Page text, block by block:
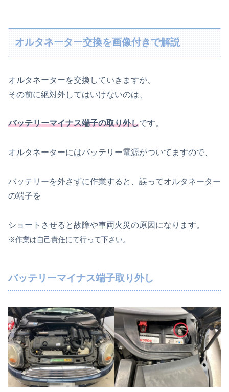
オルタネーター交換を画像付きで解説
オルタネーターを交換していきますが、
その前に絶対外してはいけないのは、
バッテリーマイナス端子の取り外しです。
オルタネーターにはバッテリー電源がついてますので、
バッテリーを外さずに作業すると、誤ってオルタネーター
の端子を
ショートさせると故障や車両火災の原因になります。
※作業は自己責任にて行って下さい。
バッテリーマイナス端子取り外し